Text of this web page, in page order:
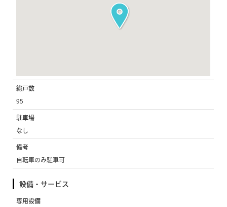
総戸数
95
駐車場
なし
備考
自転車のみ駐車可
設備・サービス
専用設備